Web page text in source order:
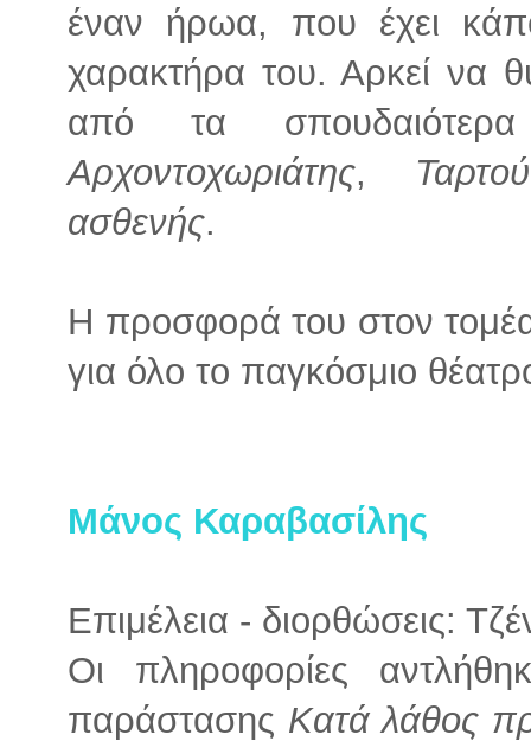
έναν ήρωα, που έχει
χαρακτήρα του. Αρκεί να
από τα
Αρχοντοχωριάτης,
ασθενής.
Η προσφορά του στον
για όλο το παγκόσμιο
Μάνος Καραβασίλης
Επιμέλεια - διορθώσεις:
Οι πληροφορίες
παράστασης Κατά λάθος